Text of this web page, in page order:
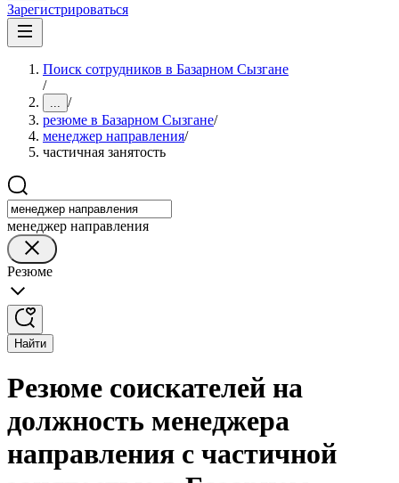
Зарегистрироваться
Поиск сотрудников в Базарном Сызгане
/
... /
резюме в Базарном Сызгане/
менеджер направления/
частичная занятость
менеджер направления
Резюме
Найти
Резюме соискателей на
должность менеджера
направления с частичной